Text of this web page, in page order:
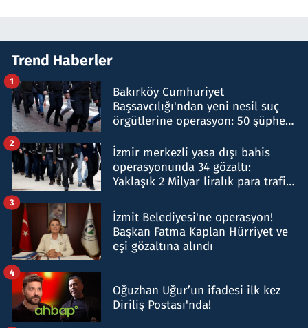
Trend Haberler
Bakırköy Cumhuriyet
Başsavcılığı'ndan yeni nesil suç
örgütlerine operasyon: 50 şüpheli
1
İzmir merkezli yasa dışı bahis
operasyonunda 34 gözaltı:
Yaklaşık 2 Milyar liralık para trafiği
2
İzmit Belediyesi'ne operasyon!
Başkan Fatma Kaplan Hürriyet ve
eşi gözaltına alındı
3
Oğuzhan Uğur’un ifadesi ilk kez
Diriliş Postası'nda!
4